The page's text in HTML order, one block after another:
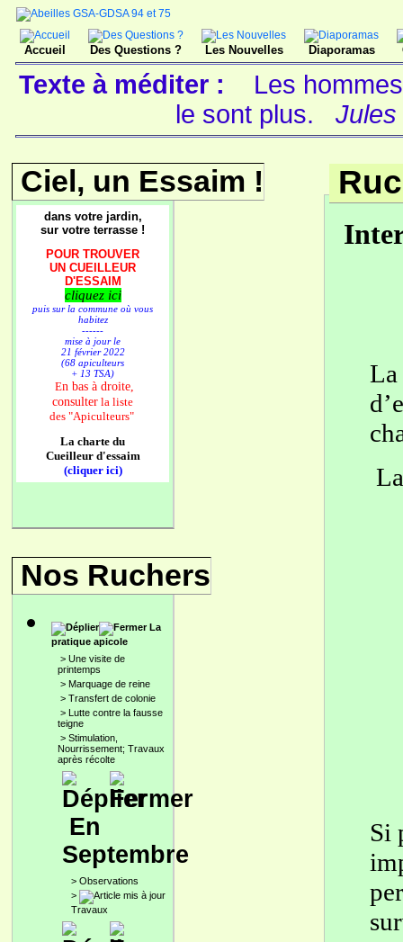
Accueil Des Questions ? Les Nouvelles Diaporamas
Texte à méditer :
Les
le sont plus.
Jules
Ciel, un Essaim !
dans votre jardin,
sur votre terrasse !
POUR TROUVER
UN CUEILLEUR
D'ESSAIM
cliquez ici
puis sur la commune où vous
habitez
------
mise à jour le
21 février 2022
(68 apiculteurs
+ 13 TSA)
En bas à droite,
consulter la liste
des "Apiculteurs"
La charte du
Cueilleur d'essaim
(cliquer ici)
Nos Ruchers
La
pratique apicole
> Une visite de
printemps
> Marquage de reine
> Transfert de colonie
> Lutte contre la fausse
teigne
> Stimulation,
Nourrissement; Travaux
après récolte
En
Septembre
> Observations
>
Travaux
La
Si